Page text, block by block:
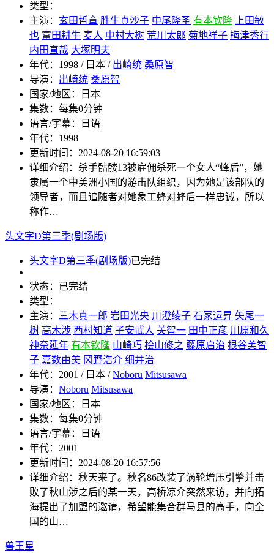
类型：
主演： 玄田哲章 胜生真沙子 中尾隆圣 有本钦隆 上田敏
也 富田耕生 麦人 中村大树 荒川太郎 菊地祥子 梅津秀行
内田直哉 大塚明夫
年代： 1998 / 日本 / 出崎统 桑原智
导演： 出崎统 桑原智
国家/地区：
日本
集数： 每集0分钟
语言/字幕：
日语
年代： 1998
更新时间： 2024-08-20 16:59:03
详细介绍： 杀手骷髅13被雇佣杀死一个女人“蜂后”，她
隶属一个中美洲小国的游击队组织，因为她是该部队的
领导者，而且追随者对她象工蜂对蜂后一样忠诚，所以
称作…
头文字D第三季(剧场版)
头文字D第三季(剧场版)已完结
状态： 已完结
类型：
主演： 三木真一郎 岩田光央 川澄绫子 石冢运昇 矢尾一
树 高木涉 西村知道 子安武人 关智一 田中正彦 川原和久
神奈延年 有本钦隆 山崎巧 桧山修之 藤原启治 根谷美智
子 嘉数由美 冈野浩介 细井治
年代： 2001 / 日本 /Noboru Mitsusawa
导演： Noboru Mitsusawa
国家/地区：
日本
集数： 每集0分钟
语言/字幕：
日语
年代： 2001
更新时间： 2024-08-20 16:57:56
详细介绍： 秋天来了。秋名86改装了涡轮增压引擎并击
败了秋山涉之后的某一天，高桥凉介突然来访，并向拓
海提出了加盟的邀请，希望能集合群马县的高手，向全
国的山…
兽王星